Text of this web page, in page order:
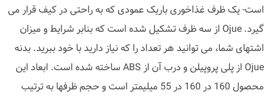
است- یک ظرف غذاخوری باریک عمودی که به راحتی در کیف قرار می
گیرد. Ojue از سه ظرف تشکیل شده است که بنابر شرایط و میزان
اشتهای شما، می توانید هر تعداد را که نیاز دارید با خود ببرید. بدنه
Ojue از پلی پروپیلن و درب آن از ABS ساخته شده است. ابعاد این
محصول 160 در 160 در 55 میلیمتر است و حجم ظرفها به ترتیب